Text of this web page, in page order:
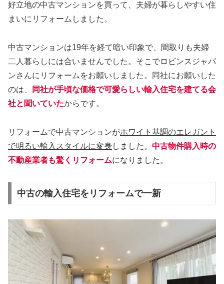
好立地の中古マンションを買って、夫婦が暮らしやすい住
まいにリフォームしました。
中古マンションは19年を経て暗い印象で、間取りも夫婦
二人暮らしには合いませんでした。そこでロビンスジャパ
ンさんにリフォームをお願いしました。同社にお願いした
のは、
同社が手頃な価格で可愛らしい輸入住宅を建てる会
社と聞いていたからです。
リフォームで中古マンションがホワイト基調のエレガント
で明るい輸入スタイルに変身 しました。 中古物件購入時の
不動産業者も驚くリフォームになりました。
中古の輸入住宅をリフォームで一新